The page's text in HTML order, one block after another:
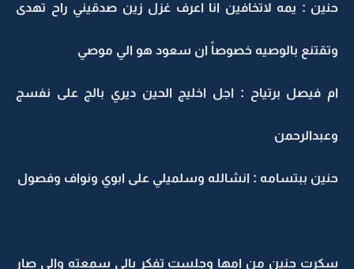
حنين : يمه لاتخافين انا اعرف غزل زين صدقيني راح تهدى
وتقتنع بالوصيه خصوصاً ان سعود هو الي موصي
ام فيصل برتياح : اجل اخليج الحين ديري بالج على نفسج
وعبدالرحمن
حنين ببتسامه : انشالله وسلميلي على ابوي ونواف وفصول
سكرت حنين من امها وجلست تفكر بالي سمعته والي صار